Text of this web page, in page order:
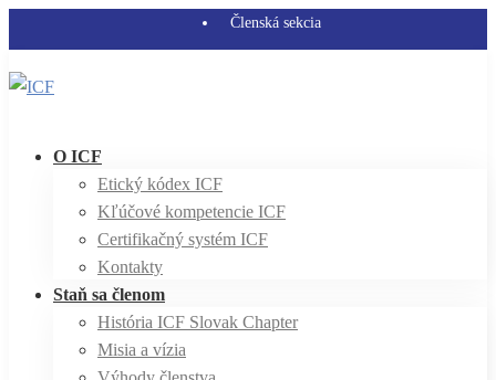
Členská sekcia
O ICF
Etický kódex ICF
Kľúčové kompetencie ICF
Certifikačný systém ICF
Kontakty
Staň sa členom
História ICF Slovak Chapter
Misia a vízia